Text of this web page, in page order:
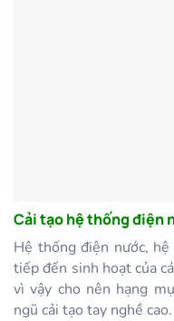
Cải tạo hệ thống điện
Hệ thống điện nước,
tiếp đến sinh hoạt của
vì vậy cho nên hạng
ngũ cải tạo tay nghề cao.